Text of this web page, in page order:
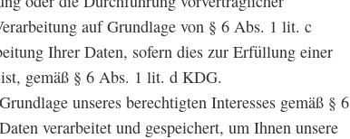
auf Grundlage von § 6 Abs. 1 lit. c
Ihrer Daten, sofern dies zur Erfüllung einer
gemäß § 6 Abs. 1 lit. d KDG.
unseres berechtigten Interesses gemäß § 6
verarbeitet und gespeichert, um Ihnen unsere